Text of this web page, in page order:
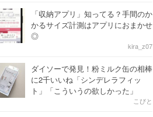
「収納アプリ」知ってる？手間のか
かるサイズ計測はアプリにおまかせ
◎
kira_z07
ダイソーで発見！粉ミルク缶の相棒
に2千いいね「シンデレラフィッ
ト」「こういうの欲しかった」
こびと